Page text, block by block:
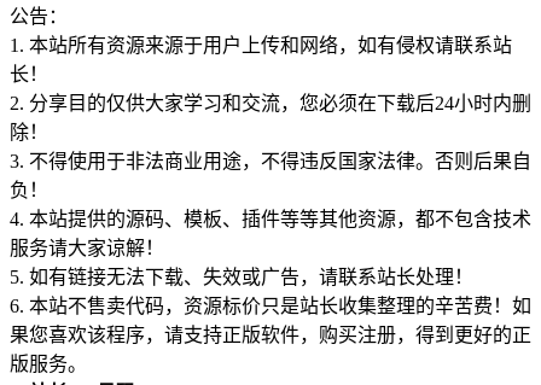
公告：
1. 本站所有资源来源于用户上传和网络，如有侵权请联系站
长！
2. 分享目的仅供大家学习和交流，您必须在下载后24小时内删
除！
3. 不得使用于非法商业用途，不得违反国家法律。否则后果自
负！
4. 本站提供的源码、模板、插件等等其他资源，都不包含技术
服务请大家谅解！
5. 如有链接无法下载、失效或广告，请联系站长处理！
6. 本站不售卖代码，资源标价只是站长收集整理的辛苦费！如
果您喜欢该程序，请支持正版软件，购买注册，得到更好的正
版服务。